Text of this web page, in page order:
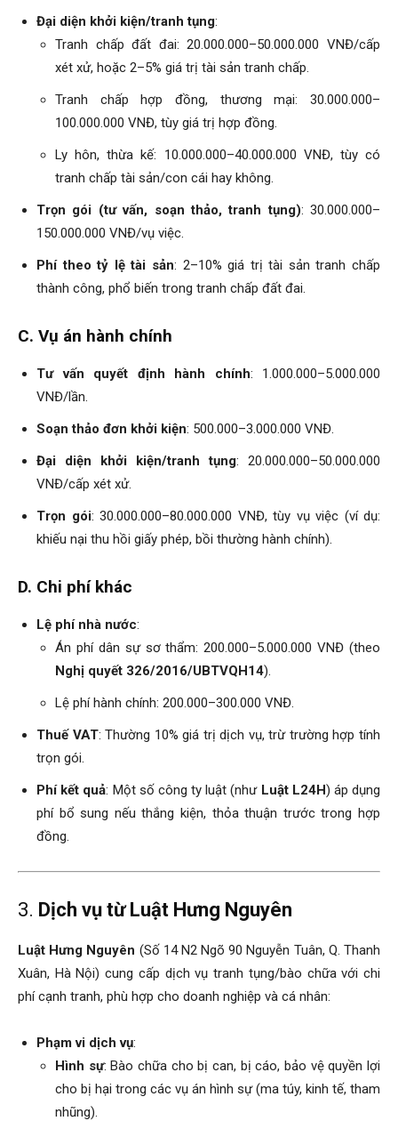
Đại diện khởi kiện/tranh tụng:
Tranh chấp đất đai: 20.000.000–50.000.000 VNĐ/cấp
xét xử, hoặc 2–5% giá trị tài sản tranh chấp.
Tranh chấp hợp đồng, thương mại: 30.000.000–
100.000.000 VNĐ, tùy giá trị hợp đồng.
Ly hôn, thừa kế: 10.000.000–40.000.000 VNĐ, tùy có
tranh chấp tài sản/con cái hay không.
Trọn gói (tư vấn, soạn thảo, tranh tụng): 30.000.000–
150.000.000 VNĐ/vụ việc.
Phí theo tỷ lệ tài sản: 2–10% giá trị tài sản tranh chấp
thành công, phổ biến trong tranh chấp đất đai.
C. Vụ án hành chính
Tư vấn quyết định hành chính: 1.000.000–5.000.000
VNĐ/lần.
Soạn thảo đơn khởi kiện: 500.000–3.000.000 VNĐ.
Đại diện khởi kiện/tranh tụng: 20.000.000–50.000.000
VNĐ/cấp xét xử.
Trọn gói: 30.000.000–80.000.000 VNĐ, tùy vụ việc (ví dụ:
khiếu nại thu hồi giấy phép, bồi thường hành chính).
D. Chi phí khác
Lệ phí nhà nước:
Án phí dân sự sơ thẩm: 200.000–5.000.000 VNĐ (theo
Nghị quyết 326/2016/UBTVQH14).
Lệ phí hành chính: 200.000–300.000 VNĐ.
Thuế VAT: Thường 10% giá trị dịch vụ, trừ trường hợp tính
trọn gói.
Phí kết quả: Một số công ty luật (như Luật L24H) áp dụng
phí bổ sung nếu thắng kiện, thỏa thuận trước trong hợp
đồng.
3. Dịch vụ từ Luật Hưng Nguyên
Luật Hưng Nguyên (Số 14 N2 Ngõ 90 Nguyễn Tuân, Q. Thanh
Xuân, Hà Nội) cung cấp dịch vụ tranh tụng/bào chữa với chi
phí cạnh tranh, phù hợp cho doanh nghiệp và cá nhân:
Phạm vi dịch vụ:
Hình sự: Bào chữa cho bị can, bị cáo, bảo vệ quyền lợi
cho bị hại trong các vụ án hình sự (ma túy, kinh tế, tham
nhũng).